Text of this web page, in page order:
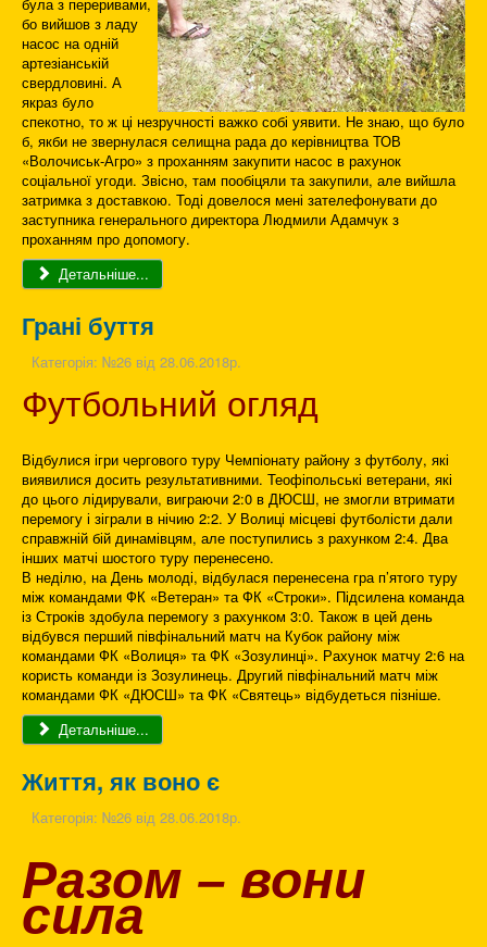
бо вийшов з ладу
насос на одній
артезіанській
свердловині. А
якраз було
спекотно, то ж ці незручності важко собі уявити. Не знаю, що було
б, якби не звернулася селищна рада до керівництва ТОВ
«Волочиськ-Агро» з проханням закупити насос в рахунок
соціальної угоди. Звісно, там пообіцяли та закупили, але вийшла
затримка з доставкою. Тоді довелося мені зателефонувати до
заступника генерального директора Людмили Адамчук з
проханням про допомогу.
Детальніше...
Грані буття
Категорія: №26 від 28.06.2018р.
Футбольний огляд
Відбулися ігри чергового туру Чемпіонату району з футболу, які
виявилися досить результативними. Теофіпольські ветерани, які
до цього лідирували, виграючи 2:0 в ДЮСШ, не змогли втримати
перемогу і зіграли в нічию 2:2. У Волиці місцеві футболісти дали
справжній бій динамівцям, але поступились з рахунком 2:4. Два
інших матчі шостого туру перенесено.
В неділю, на День молоді, відбулася перенесена гра п’ятого туру
між командами ФК «Ветеран» та ФК «Строки». Підсилена команда
із Строків здобула перемогу з рахунком 3:0. Також в цей день
відбувся перший півфінальний матч на Кубок району між
командами ФК «Волиця» та ФК «Зозулинці». Рахунок матчу 2:6 на
користь команди із Зозулинець. Другий півфінальний матч між
командами ФК «ДЮСШ» та ФК «Святець» відбудеться пізніше.
Детальніше...
Життя, як воно є
Категорія: №26 від 28.06.2018р.
Разом – вони
сила